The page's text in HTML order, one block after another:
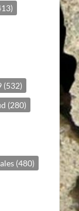
(532)
(280)
(480)